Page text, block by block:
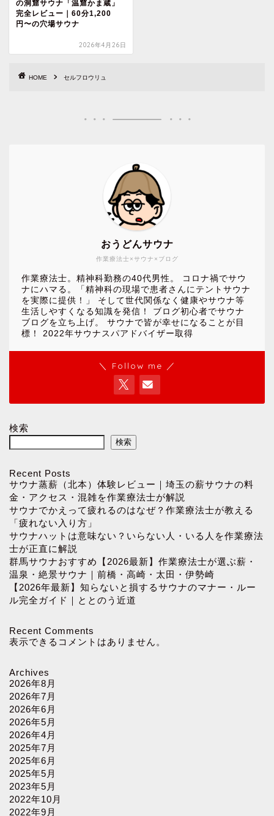
の洞窟サウナ「温窟かま蔵」
完全レビュー｜60分1,200
円〜の穴場サウナ
2026年4月26日
HOME セルフロウリュ
作業療法士×サウナ×ブログ
おうどんサウナ
作業療法士。精神科勤務の40代男性。 コロナ禍でサウ
ナにハマる。「精神科の現場で患者さんにテントサウナ
を実際に提供！」 そして世代関係なく健康やサウナ等
生活しやすくなる知識を発信！ ブログ初心者でサウナ
ブログを立ち上げ。 サウナで皆が幸せになることが目
標！ 2022年サウナスパアドバイザー取得
＼ Follow me ／
検索
検索
Recent Posts
サウナ蒸薪（北本）体験レビュー｜埼玉の薪サウナの料
金・アクセス・混雑を作業療法士が解説
サウナでかえって疲れるのはなぜ？作業療法士が教える
「疲れない入り方」
サウナハットは意味ない？いらない人・いる人を作業療法
士が正直に解説
群馬サウナおすすめ【2026最新】作業療法士が選ぶ薪・
温泉・絶景サウナ｜前橋・高崎・太田・伊勢崎
【2026年最新】知らないと損するサウナのマナー・ルー
ル完全ガイド｜ととのう近道
Recent Comments
表示できるコメントはありません。
Archives
2026年8月
2026年7月
2026年6月
2026年5月
2026年4月
2025年7月
2025年6月
2025年5月
2023年5月
2022年10月
2022年9月